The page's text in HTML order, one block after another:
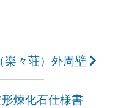
々荘）外周壁
煉化石仕様書